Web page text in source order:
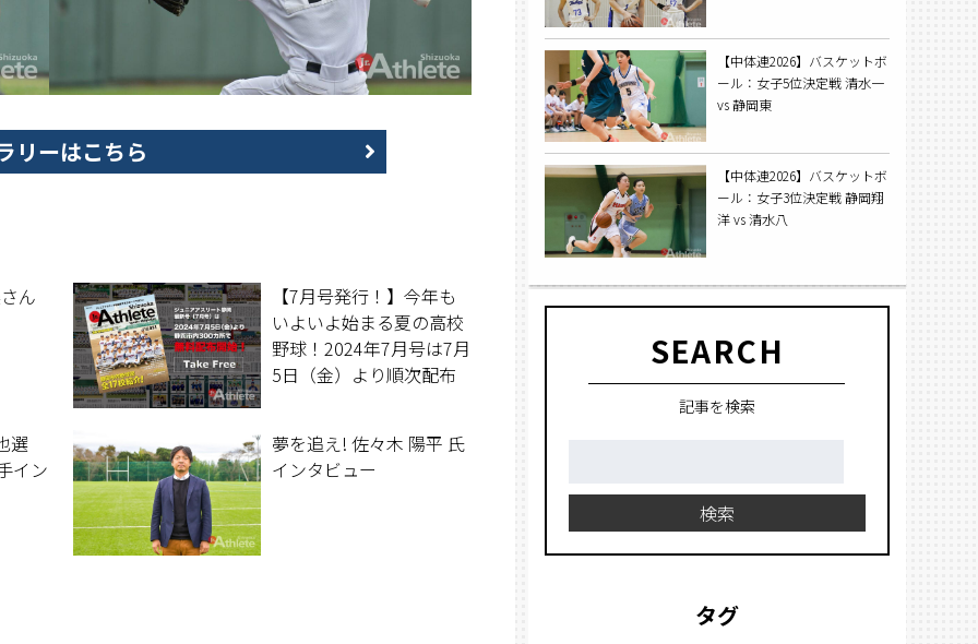
リーはこちら
ん
【7月号発行！】今年も
いよいよ始まる夏の高校
野球！2024年7月号は7月
5日（金）より順次配布
が遅れる場合がございま
すがご了承ください）
選
イン
夢を追え! 佐々木 陽平 氏
インタビュー
【中体連2026】バスケットボ
ール：女子5位決定戦 清水一
vs 静岡東
【中体連2026】バスケットボ
ール：女子3位決定戦 静岡翔
洋 vs 清水八
SEARCH
記事を検索
検索
タグ